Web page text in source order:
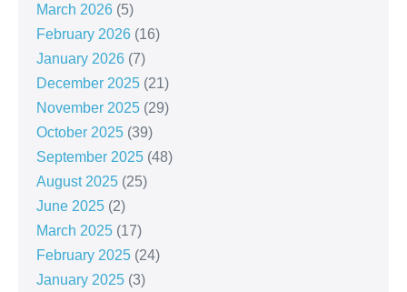
March 2026 (5)
February 2026 (16)
January 2026 (7)
December 2025 (21)
November 2025 (29)
October 2025 (39)
September 2025 (48)
August 2025 (25)
June 2025 (2)
March 2025 (17)
February 2025 (24)
January 2025 (3)